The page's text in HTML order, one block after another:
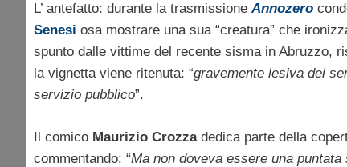
L’ antefatto: durante la trasmissioneAnnozero
Senesi osa mostrare una sua “creatura” che
spunto dalle vittime del recente sisma in Abruzzo,
la vignetta viene ritenuta: “gravemente lesiva dei
servizio pubblico”.
Il comico Maurizio Crozzadedica parte della
commentando: “Ma non doveva essere una puntata